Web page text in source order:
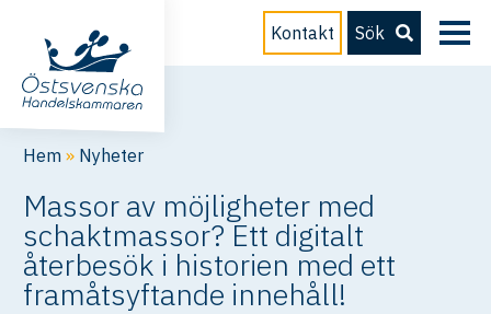
Kontakt Sök
Hem » Nyheter
Massor av möjligheter med
schaktmassor? Ett digitalt
återbesök i historien med ett
framåtsyftande innehåll!